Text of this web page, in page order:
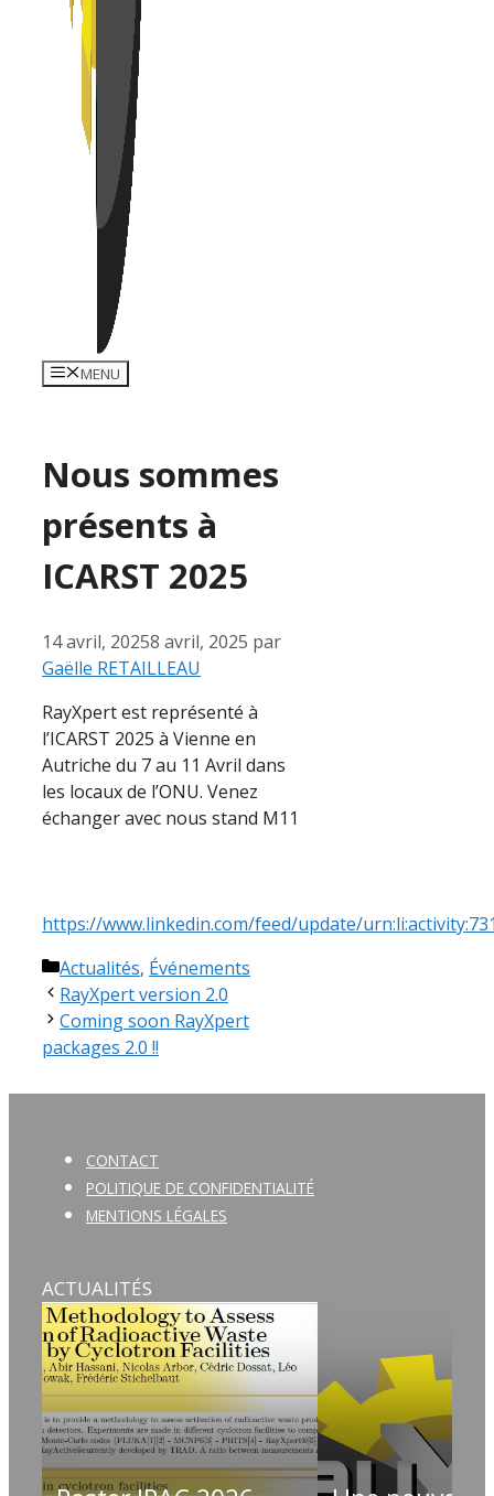
MENU
Nous sommes
présents à
ICARST 2025
14 avril, 20258 avril, 2025 par
Gaëlle RETAILLEAU
RayXpert est représenté à
l’ICARST 2025 à Vienne en
Autriche du 7 au 11 Avril dans
les locaux de l’ONU. Venez
échanger avec nous stand M11
https://www.linkedin.com/feed/update/
Actualités, Événements
RayXpert version 2.0
Coming soon RayXpert
packages 2.0 !!
CONTACT
POLITIQUE DE CONFIDENTIALITÉ
MENTIONS LÉGALES
ACTUALITÉS